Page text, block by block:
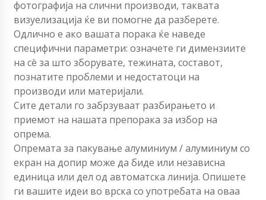
фотографија на слични производи, таквата
визуелизација ќе ви помогне да разберете.
Одлично е ако вашата порака ќе наведе
специфични параметри: означете ги димензиите
на сè за што зборувате, тежината, составот,
познатите проблеми и недостатоци на
производи или материјали.
Сите детали го забрзуваат разбирањето и
приемот на нашата препорака за избор на
опрема.
Опремата за пакување алуминиум / алуминиум со
екран на допир може да биде или независна
единица или дел од автоматска линија. Опишете
ги вашите идеи во врска со употребата на оваа